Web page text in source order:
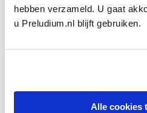
hebben verzameld. U gaat
u Preludium.nl blijft gebruiken.
Alle cookies